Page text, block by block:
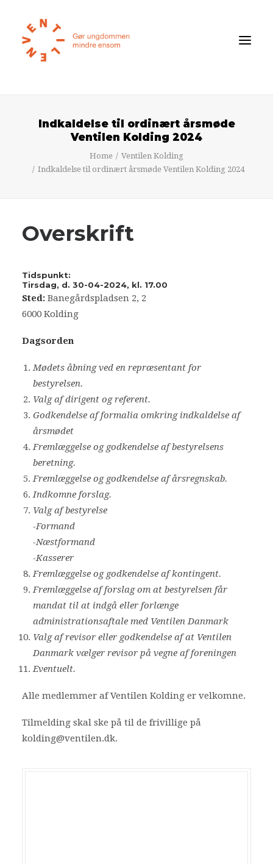
Om ensomhed
STØT
Bliv medlem
Shop
Bliv frivillig
Nyheder
Indkaldelse til ordinært årsmøde
Ventilen Kolding 2024
Home
Ventilen Kolding
Indkaldelse til ordinært årsmøde Ventilen Kolding 2024
Overskrift
Tidspunkt:
Tirsdag, d. 30-04-2024, kl. 17.00
Sted: Banegårdspladsen 2, 2
6000 Kolding
Dagsorden
Mødets åbning ved en repræsentant for
bestyrelsen.
Valg af dirigent og referent.
Godkendelse af formalia omkring indkaldelse af
årsmødet
Fremlæggelse og godkendelse af bestyrelsens
beretning.
Fremlæggelse og godkendelse af årsregnskab.
Indkomne forslag.
Valg af bestyrelse
-Formand
-Næstformand
-Kasserer
Fremlæggelse og godkendelse af kontingent.
Fremlæggelse af forslag om at bestyrelsen får
mandat til at indgå eller forlænge
administrationsaftale med Ventilen Danmark
Valg af revisor eller godkendelse af at Ventilen
Danmark vælger revisor på vegne af foreningen
Eventuelt.
Alle medlemmer af Ventilen Kolding er velkomne.
Tilmelding skal ske på til de frivillige på
kolding@ventilen.dk.